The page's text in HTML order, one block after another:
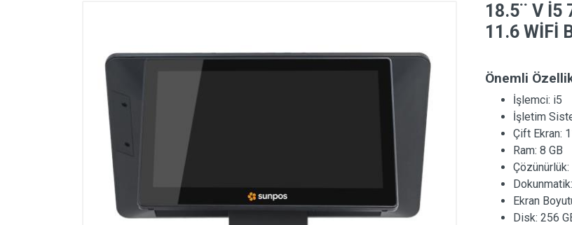
18.5¨ V İ5
11.6 WİFİ
Önemli
İşlemci: i5
İşletim
Çift Ekran:
Ram: 8 GB
Çözünürlük:
Dokunmatik:
Ekran
Disk: 256